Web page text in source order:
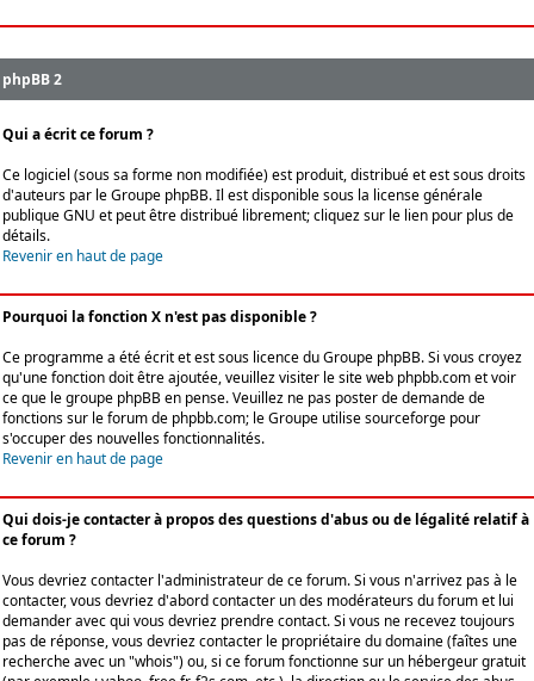
phpBB 2
Qui a écrit ce forum ?
Ce logiciel (sous sa forme non modifiée) est produit, distribué et est sous droits
d'auteurs par leGroupe phpBB. Il est disponible sous la license générale
publique GNU et peut être distribué librement; cliquez sur le lien pour plus de
détails.
Revenir en haut de page
Pourquoi la fonction X n'est pas disponible ?
Ce programme a été écrit et est sous licence du Groupe phpBB. Si vous croyez
qu'une fonction doit être ajoutée, veuillez visiter le site web phpbb.com et voir
ce que le groupe phpBB en pense. Veuillez ne pas poster de demande de
fonctions sur le forum de phpbb.com; le Groupe utilise sourceforge pour
s'occuper des nouvelles fonctionnalités.
Revenir en haut de page
Qui dois-je contacter à propos des questions d'abus ou de légalité relatif à
ce forum ?
Vous devriez contacter l'administrateur de ce forum. Si vous n'arrivez pas à le
contacter, vous devriez d'abord contacter un des modérateurs du forum et lui
demander avec qui vous devriez prendre contact. Si vous ne recevez toujours
pas de réponse, vous devriez contacter le propriétaire du domaine (faîtes une
recherche avec un "whois") ou, si ce forum fonctionne sur un hébergeur gratuit